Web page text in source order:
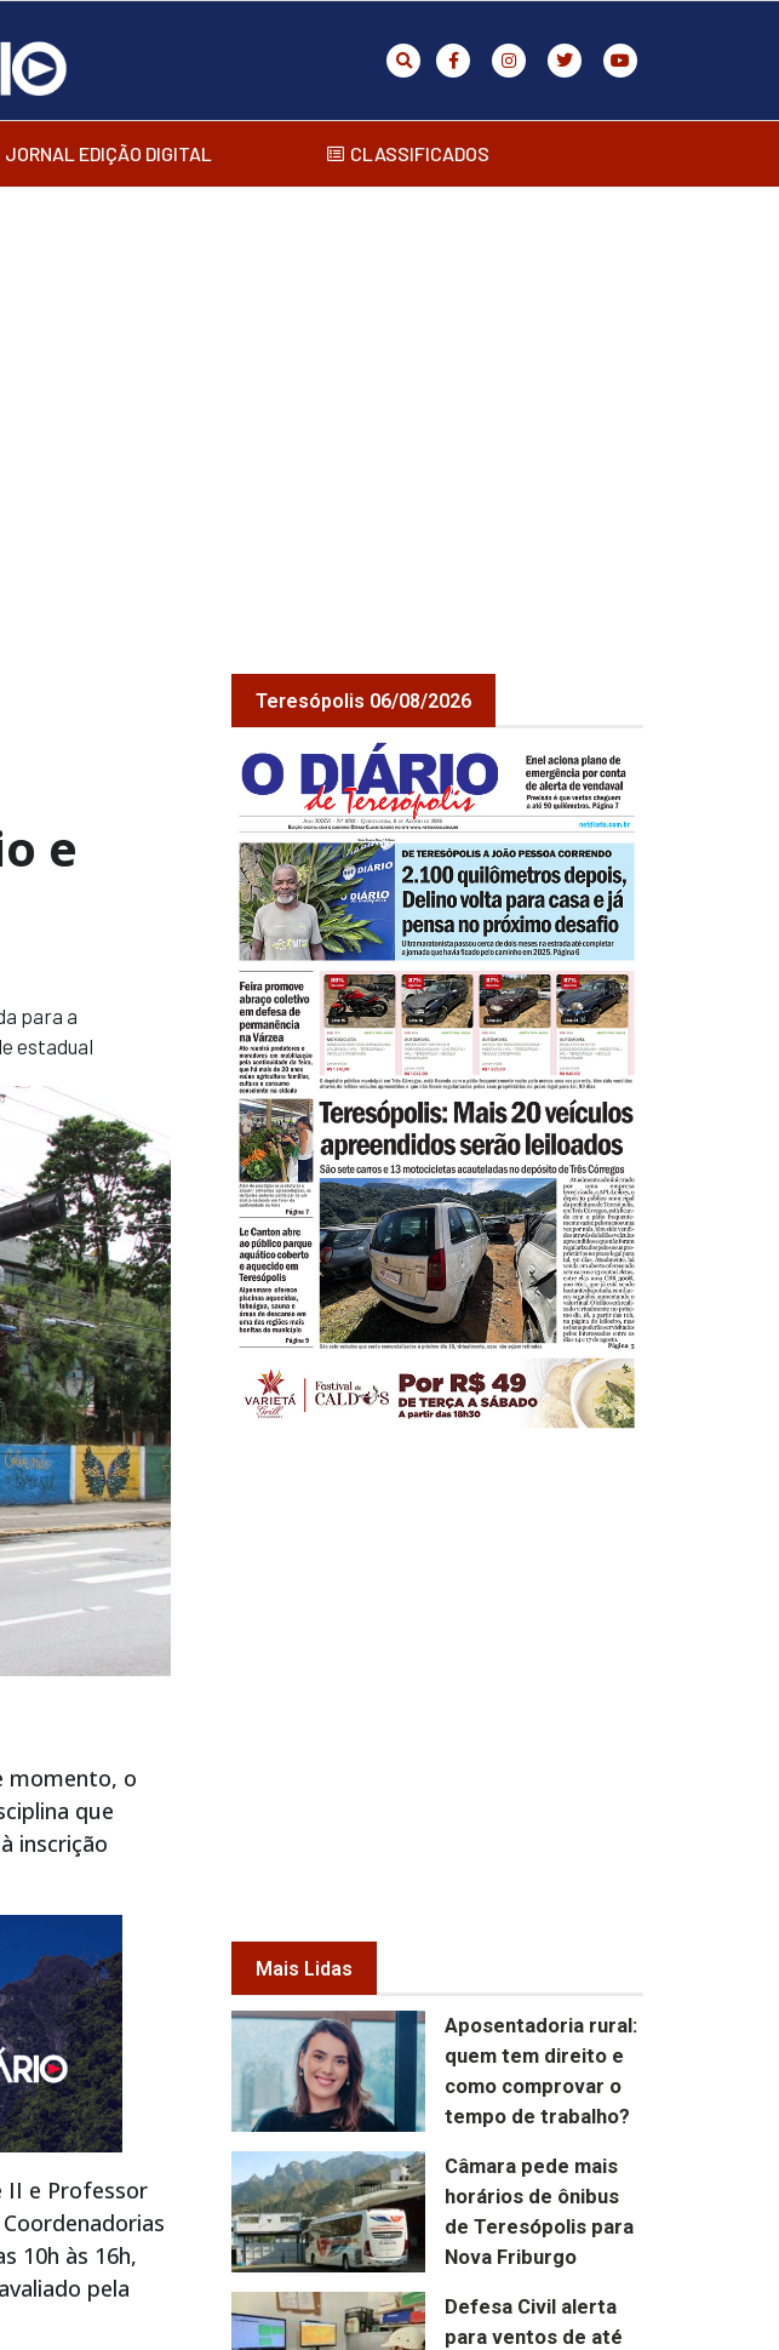
JORNAL EDIÇÃO DIGITAL CLASSIFICADOS
e
para a
estadual
momento, o
que
inscrição
II e Professor
10h às 16h,
pela
Teresópolis 06/08/2026
Mais Lidas
Aposentadoria rural:
quem tem direito e
como comprovar o
tempo de trabalho?
Câmara pede mais
horários de ônibus
de Teresópolis para
Nova Friburgo
Defesa Civil alerta
para ventos de até